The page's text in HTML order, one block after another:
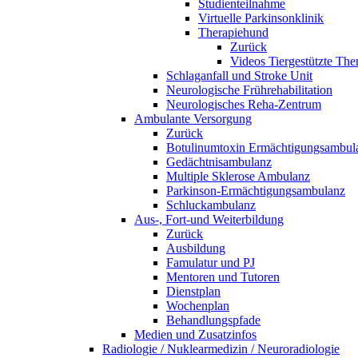
Studienteilnahme
Virtuelle Parkinsonklinik
Therapiehund
Zurück
Videos Tiergestützte
Schlaganfall und Stroke Unit
Neurologische Frührehabilitation
Neurologisches Reha-Zentrum
Ambulante Versorgung
Zurück
Botulinumtoxin
Gedächtnisambulanz
Multiple Sklerose Ambulanz
Parkinson-Ermächtigungsambulanz
Schluckambulanz
Aus-, Fort-und Weiterbildung
Zurück
Ausbildung
Famulatur und PJ
Mentoren und Tutoren
Dienstplan
Wochenplan
Behandlungspfade
Medien und Zusatzinfos
Radiologie / Nuklearmedizin / Neuroradiologie